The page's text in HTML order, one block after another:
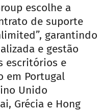
escolhe a
de suporte
garantindo
e gestão
escritórios e
em Portugal
Unido
Grécia e Hong